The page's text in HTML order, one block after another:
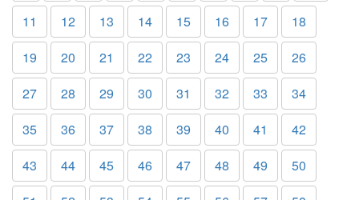
11 12 13 14 15 16 17
18
19
20 21 22 23 24 25
26
27
28 29 30 31 32 33
34
35
36 37 38 39 40 41
42
43
44 45 46 47 48 49
50